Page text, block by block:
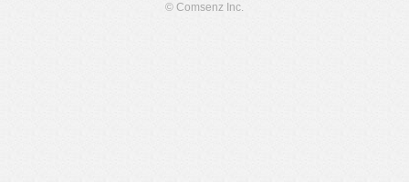
© Comsenz Inc.